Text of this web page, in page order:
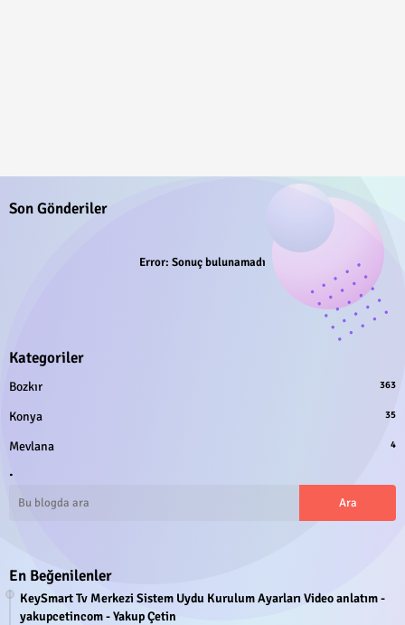
Son Gönderiler
Error: Sonuç bulunamadı
Kategoriler
Bozkır 363
Konya 35
Mevlana 4
.
En Beğenilenler
KeySmart Tv Merkezi Sistem Uydu Kurulum Ayarları Video anlatım -
yakupcetincom - Yakup Çetin